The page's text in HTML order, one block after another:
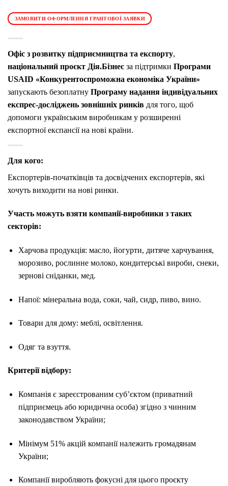
ЗАМОВИТИ ОФОРМЛЕННЯ ГРАНТОВОЇ ЗАЯВКИ
Офіс з розвитку підприємництва та експорту,
національний проєкт Дія.Бізнес за підтримки Програми
USAID «Конкурентоспроможна економіка України»
запускають безоплатну Програму надання індивідуальних
експрес-досліджень зовнішніх ринків для того, щоб
допомоги українським виробникам у розширенні
експортної експансії на нові країни.
Для кого:
Експортерів-початківців та досвідчених експортерів, які
хочуть виходити на нові ринки.
Участь можуть взяти компанії-виробники з таких
секторів:
Харчова продукція: масло, йогурти, дитяче харчування,
морозиво, рослинне молоко, кондитерські вироби, снеки,
зернові сніданки, мед.
Напої: мінеральна вода, соки, чай, сидр, пиво, вино.
Товари для дому: меблі, освітлення.
Одяг та взуття.
Критерії відбору:
Компанія є зареєстрованим суб’єктом (приватний
підприємець або юридична особа) згідно з чинним
законодавством України;
Мінімум 51% акцій компанії належить громадянам
України;
Компанії виробляють фокусні для цього проєкту